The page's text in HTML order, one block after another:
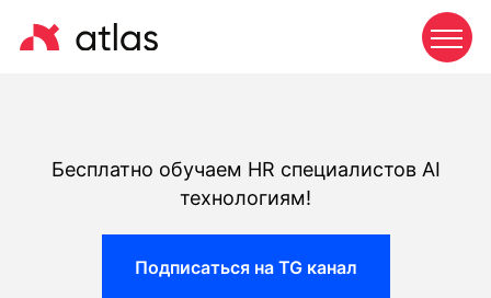
Бесплатно обучаем HR специалистов AI
технологиям!
Подписаться на TG канал